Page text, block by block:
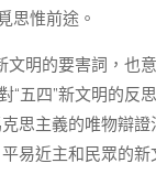
思惟前途。
文明的要害詞，也
五四”新文明的反
思主義的唯物辯
易近主和民眾的新